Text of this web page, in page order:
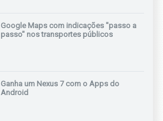
Google Maps com indicações "passo a
passo" nos transportes públicos
Ganha um Nexus 7 com o Apps do
Android